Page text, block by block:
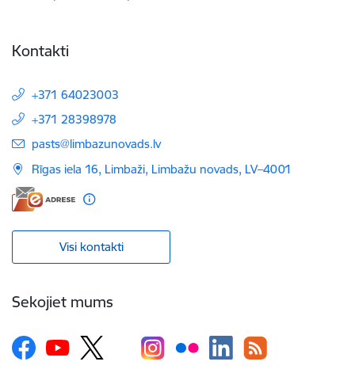
Kontakti
+371 64023003
+371 28398978
E-pasts:
pasts@limbazunovads.lv
Rīgas iela 16, Limbaži, Limbažu novads, LV–4001
Visi kontakti
Sekojiet mums